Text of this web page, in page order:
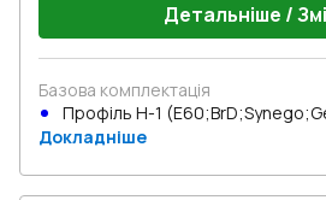
Детальніше /
Базова комплектація
Профіль Н-1
Докладніше